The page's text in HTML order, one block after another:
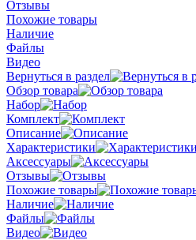
Отзывы
Похожие товары
Наличие
Файлы
Видео
Вернуться в раздел
Обзор товара
Набор
Комплект
Описание
Характеристики
Аксессуары
Отзывы
Похожие товары
Наличие
Файлы
Видео